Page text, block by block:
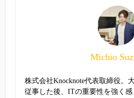
Michio
株式会社Knocknote代表取締役。
従事した後、ITの重要性を強く感